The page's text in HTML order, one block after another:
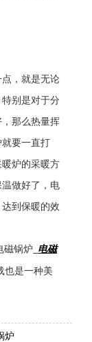
，就是无论
别是对于分
那么热量挥
要一直打
炉的采暖方
做好了，电
到保暖的效
磁锅炉 电磁
也是一种美
炉